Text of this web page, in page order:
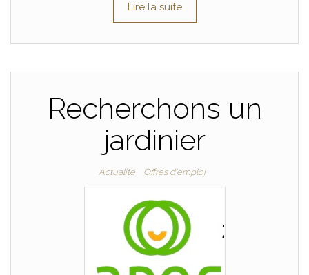
Lire la suite
Recherchons un
jardinier
Actualité Offres d'emploi